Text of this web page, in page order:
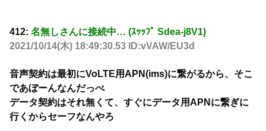
412: 名無しさんに接続中… (ｽｯｯﾌﾟ Sdea-j8V1)
2021/10/14(木) 18:49:30.53 ID:vVAW/EU3d
音声契約は最初にVoLTE用APN(ims)に繋がるから、そこ
であぼーんなんだっべ
データ契約はそれ無くて、すぐにデータ用APNに繋ぎに
行くからセーフなんやろ